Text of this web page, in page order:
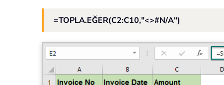
=TOPLA.EĞER(C2:C10,"<>#N/A")